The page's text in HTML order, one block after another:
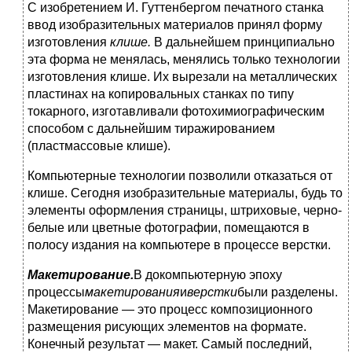
С изобретением И. Гуттенбергом печатного станка
ввод изобразительных материалов принял форму
изготовления клише. В дальнейшем принципиально
эта форма не менялась, менялись только технологии
изготовления клише. Их вырезали на металлических
пластинах на копировальных станках по типу
токарного, изготавливали фотохимиографическим
способом с дальнейшим тиражированием
(пластмассовые клише).
Компьютерные технологии позволили отказаться от
клише. Сегодня изобразительные материалы, будь то
элементы оформления страницы, штриховые, черно-
белые или цветные фотографии, помещаются в
полосу издания на компьютере в процессе верстки.
Макетирование.В докомпьютерную эпоху
процессымакетированияиверсткибыли разделены.
Макетирование — это процесс композиционного
размещения рисующих элементов на формате.
Конечный результат — макет. Самый последний,